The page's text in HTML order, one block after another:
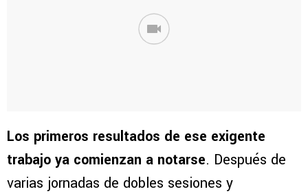
Los primeros resultados de ese exigente
trabajo ya comienzan a notarse. Después de
varias jornadas de dobles sesiones y